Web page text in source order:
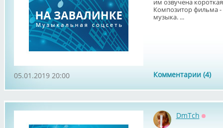
им озвучена
Композитор фильма -
музыка. ...
Комментарии (4)
05.01.2019 20:00
DmTch